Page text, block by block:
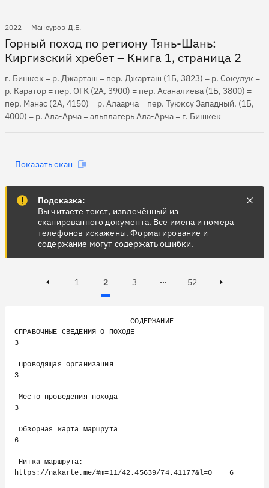
2022 — Мансуров Д.Е.
Горный поход по региону Тянь-Шань:
Киргизский хребет – Книга 1, страница 2
г. Бишкек = р. Джарташ = пер. Джарташ (1Б, 3823) = р. Сокулук =
р. Каратор = пер. ОГК (2А, 3900) = пер. Асаналиева (1Б, 3800) =
пер. Манас (2А, 4150) = р. Алаарча = пер. Туюкcу Западный. (1Б,
4000) = р. Ала-Арча = альплагерь Ала-Арча = г. Бишкек
Показать скан
Подсказка:
Вы читаете текст, извлечённый из
сканированного документа. Все имена и номера
телефонов искажены. Форматирование и
содержание могут содержать ошибки.
Page
1 Page
2 Active, Page
3 Page
52
                           СОДЕРЖАНИЕ
СПРАВОЧНЫЕ СВЕДЕНИЯ О ПОХОДЕ
3
3
Место проведения похода
3
Обзорная карта маршрута
6
https://nakarte.me/#m=11/42.45639/74.41177&l=O    6